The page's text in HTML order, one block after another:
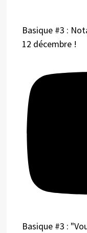
Basique #3 :
12 décembre !
Basique #3 :